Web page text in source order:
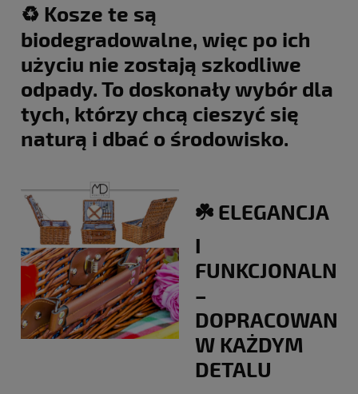
♻️ Kosze te są
biodegradowalne, więc po ich
użyciu nie zostają szkodliwe
odpady. To doskonały wybór dla
tych, którzy chcą cieszyć się
naturą i dbać o środowisko.
☘️ ELEGANCJA
I
–
DOPRACOWANY
W KAŻDYM
DETALU